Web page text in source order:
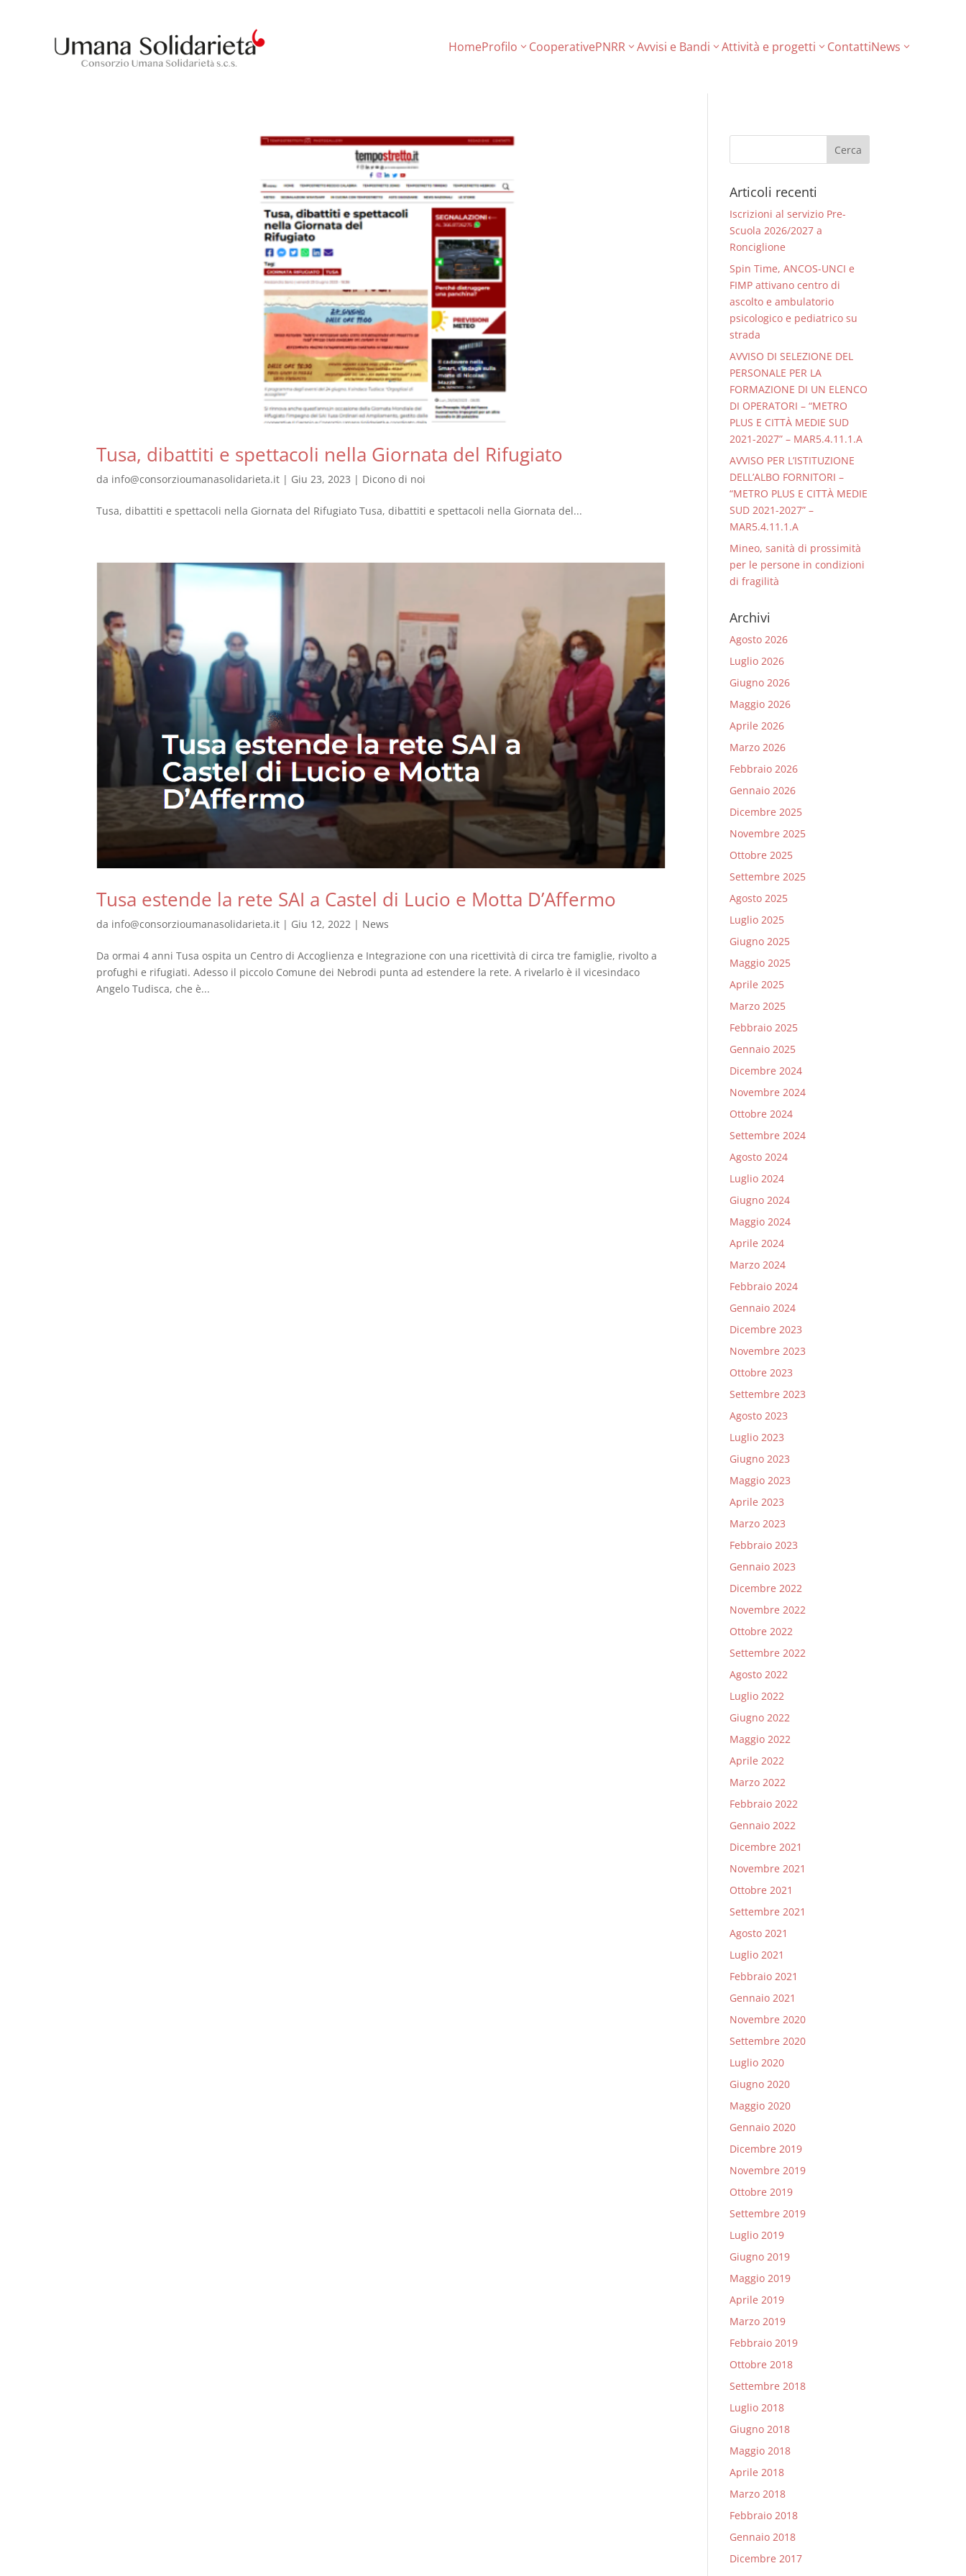
HomeProfilo CooperativePNRR Avvisi e Bandi Attività e progetti ContattiNews
Tusa, dibattiti e spettacoli nella Giornata del Rifugiato
da info@consorzioumanasolidarieta.it | Giu 23, 2023 | Dicono di noi
Tusa, dibattiti e spettacoli nella Giornata del Rifugiato Tusa, dibattiti e spettacoli nella Giornata del...
Tusa estende la rete SAI a Castel di Lucio e Motta D’Affermo
da info@consorzioumanasolidarieta.it | Giu 12, 2022 | News
Da ormai 4 anni Tusa ospita un Centro di Accoglienza e Integrazione con una ricettività di circa tre famiglie, rivolto a
profughi e rifugiati. Adesso il piccolo Comune dei Nebrodi punta ad estendere la rete. A rivelarlo è il vicesindaco
Angelo Tudisca, che è...
Articoli recenti
Iscrizioni al servizio Pre-
Scuola 2026/2027 a
Ronciglione
Spin Time, ANCOS-UNCI e
FIMP attivano centro di
ascolto e ambulatorio
psicologico e pediatrico su
strada
AVVISO DI SELEZIONE DEL
PERSONALE PER LA
FORMAZIONE DI UN ELENCO
DI OPERATORI – “METRO
PLUS E CITTÀ MEDIE SUD
2021-2027” – MAR5.4.11.1.A
AVVISO PER L’ISTITUZIONE
DELL’ALBO FORNITORI –
“METRO PLUS E CITTÀ MEDIE
SUD 2021-2027” –
MAR5.4.11.1.A
Mineo, sanità di prossimità
per le persone in condizioni
di fragilità
Archivi
Agosto 2026
Luglio 2026
Giugno 2026
Maggio 2026
Aprile 2026
Marzo 2026
Febbraio 2026
Gennaio 2026
Dicembre 2025
Novembre 2025
Ottobre 2025
Settembre 2025
Agosto 2025
Luglio 2025
Giugno 2025
Maggio 2025
Aprile 2025
Marzo 2025
Febbraio 2025
Gennaio 2025
Dicembre 2024
Novembre 2024
Ottobre 2024
Settembre 2024
Agosto 2024
Luglio 2024
Giugno 2024
Maggio 2024
Aprile 2024
Marzo 2024
Febbraio 2024
Gennaio 2024
Dicembre 2023
Novembre 2023
Ottobre 2023
Settembre 2023
Agosto 2023
Luglio 2023
Giugno 2023
Maggio 2023
Aprile 2023
Marzo 2023
Febbraio 2023
Gennaio 2023
Dicembre 2022
Novembre 2022
Ottobre 2022
Settembre 2022
Agosto 2022
Luglio 2022
Giugno 2022
Maggio 2022
Aprile 2022
Marzo 2022
Febbraio 2022
Gennaio 2022
Dicembre 2021
Novembre 2021
Ottobre 2021
Settembre 2021
Agosto 2021
Luglio 2021
Febbraio 2021
Gennaio 2021
Novembre 2020
Settembre 2020
Luglio 2020
Giugno 2020
Maggio 2020
Gennaio 2020
Dicembre 2019
Novembre 2019
Ottobre 2019
Settembre 2019
Luglio 2019
Giugno 2019
Maggio 2019
Aprile 2019
Marzo 2019
Febbraio 2019
Ottobre 2018
Settembre 2018
Luglio 2018
Giugno 2018
Maggio 2018
Aprile 2018
Marzo 2018
Febbraio 2018
Gennaio 2018
Dicembre 2017